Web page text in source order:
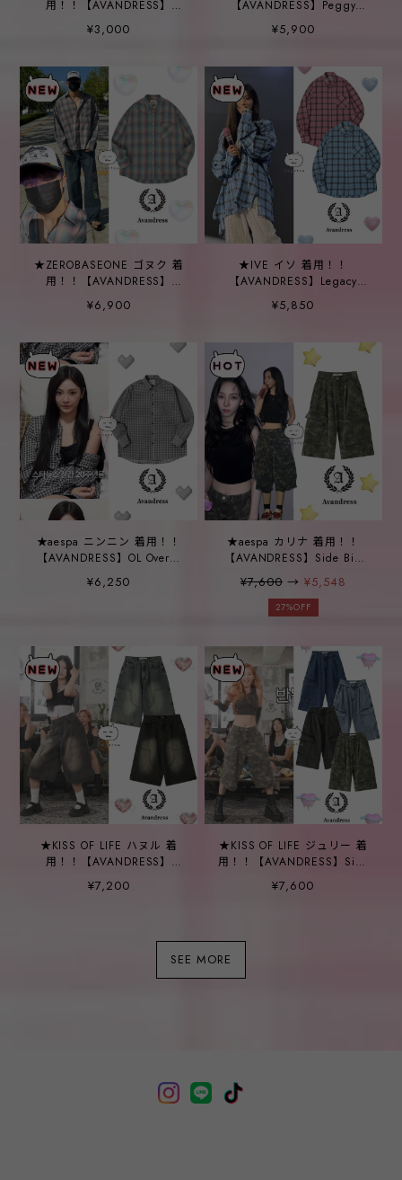
用！！【AVANDRESS】
Bang Bang Cap - 6COL
¥3,000
【AVANDRESS】Peggy
Hoody - 3COL
¥5,900
★ZEROBASEONE ゴヌク 着
用！！【AVANDRESS】
Joshua Check Shirt
¥6,900
★IVE イソ 着用！！
【AVANDRESS】Legacy
Overfit Check Shirt -
2COLOR
¥5,850
★aespa ニンニン 着用！！
【AVANDRESS】OL Overfit
Check Shirt BLACK
¥6,250
★aespa カリナ 着用！！
【AVANDRESS】Side Big
Denim Shorts - 4COL
¥7,600→ ¥5,548
27%OFF
★KISS OF LIFE ハヌル 着
用！！【AVANDRESS】
2COL
¥7,200
★KISS OF LIFE ジュリー 着
用！！【AVANDRESS】Side
¥7,600
SEE MORE